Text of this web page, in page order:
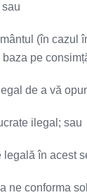
(în cazul
pe
de a vă
ilegal; sau
în acest
ne conforma